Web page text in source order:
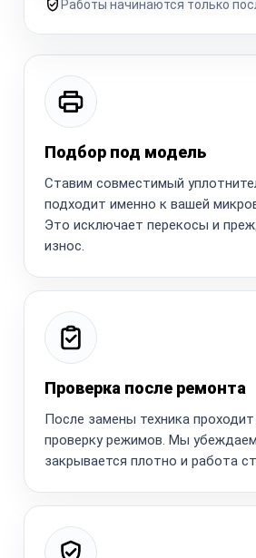
Работы начинаются только
Подбор под модель
Ставим совместимый
подходит именно к вашей
Это исключает перекосы и
износ.
Проверка после ремонта
После замены техника проходит
проверку режимов. Мы
закрывается плотно и работа